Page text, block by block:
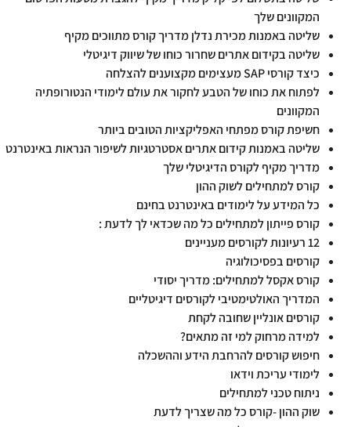
המקוונים שלך
שליטה באמנות מכירת נדלן מדריך קורס מתווכים מקיף
שליטה בקידום אתרים שחרור כוחו של שיווק דיגיטלי
כיצד קורסי SAP מעצימים מקצוענים להצלחה
לפתוח את כוחו של הטבע לחקור את עולם לימודי הנטורופתיה
המקוונים
חשיפת קורס מפתחי האפליקציות הטובים ביותר
שליטה באמנות קידום אתרים אסטרטגיות לשיפור הנראות באינטרנט
מדריך מקיף לקורס הדיגיטלי שלך
קורס למתחילים לשוק ההון
כל המידע על לימודים באינטרנט בחינם
קורס פייתון למתחילים כל מה שכדאי לך לדעת :
12 רעיונות לקורסים מעניינים
קורסים בפסיכולוגיה
קורס אקסל למתחילים: מדריך יסודי
המדריך האולטימטיבי לקורסים דיגיטליים
קורסים אונליין שחובה לקחת
למידה מרחוק למי זה מתאים?
חיפוש קורסים להרחבת הידע וההשכלה
לימודי עריכת וידאו
ניתוח טכני למתחילים
שוק ההון -קורס כל מה שצריך לדעת